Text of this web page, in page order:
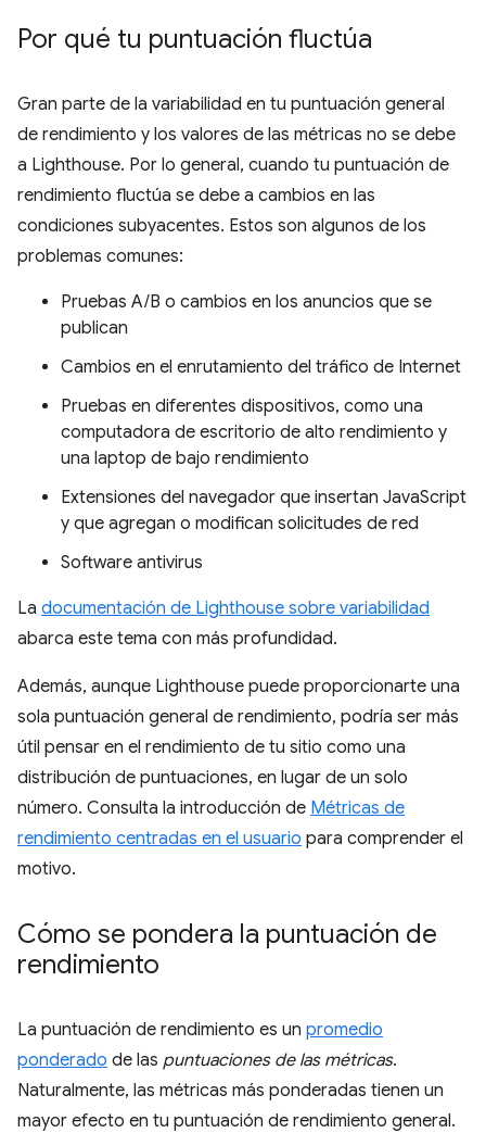
Por qué tu puntuación fluctúa
Gran parte de la variabilidad en tu puntuación general
de rendimiento y los valores de las métricas no se debe
a Lighthouse. Por lo general, cuando tu puntuación de
rendimiento fluctúa se debe a cambios en las
condiciones subyacentes. Estos son algunos de los
problemas comunes:
Pruebas A/B o cambios en los anuncios que se
publican
Cambios en el enrutamiento del tráfico de Internet
Pruebas en diferentes dispositivos, como una
computadora de escritorio de alto rendimiento y
una laptop de bajo rendimiento
Extensiones del navegador que insertan JavaScript
y que agregan o modifican solicitudes de red
Software antivirus
La documentación de Lighthouse sobre variabilidad
abarca este tema con más profundidad.
Además, aunque Lighthouse puede proporcionarte una
sola puntuación general de rendimiento, podría ser más
útil pensar en el rendimiento de tu sitio como una
distribución de puntuaciones, en lugar de un solo
número. Consulta la introducción de Métricas de
rendimiento centradas en el usuario para comprender el
motivo.
Cómo se pondera la puntuación de
rendimiento
La puntuación de rendimiento es un promedio
ponderado de las puntuaciones de las métricas.
Naturalmente, las métricas más ponderadas tienen un
mayor efecto en tu puntuación de rendimiento general.